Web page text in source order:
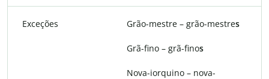
Exceções Grão-mestre – grão-mestres
Grã-fino – grã-finos
Nova-iorquino – nova-